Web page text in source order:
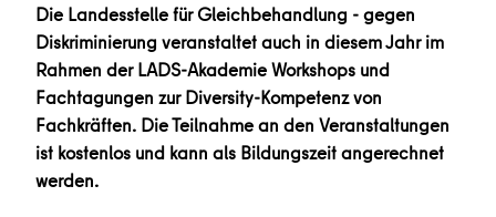
Die Landesstelle für Gleichbehandlung - gegen
Diskriminierung veranstaltet auch in diesem Jahr im
Rahmen der LADS-Akademie Workshops und
Fachtagungen zur Diversity-Kompetenz von
Fachkräften. Die Teilnahme an den Veranstaltungen
ist kostenlos und kann als Bildungszeit angerechnet
werden.